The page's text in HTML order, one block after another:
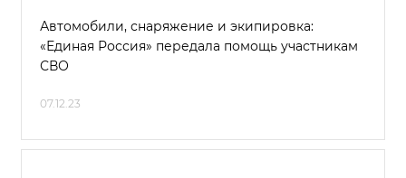
Автомобили, снаряжение и экипировка:
«Единая Россия» передала помощь участникам
СВО
07.12.23